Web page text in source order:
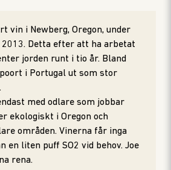
vin i Newberg, Oregon, under
2013. Detta efter att ha arbetat
jorden runt i tio år. Bland
i Portugal ut som stor
med odlare som jobbar
ekologiskt i Oregon och
områden. Vinerna får inga
en liten puff SO2 vid behov. Joe
rena.